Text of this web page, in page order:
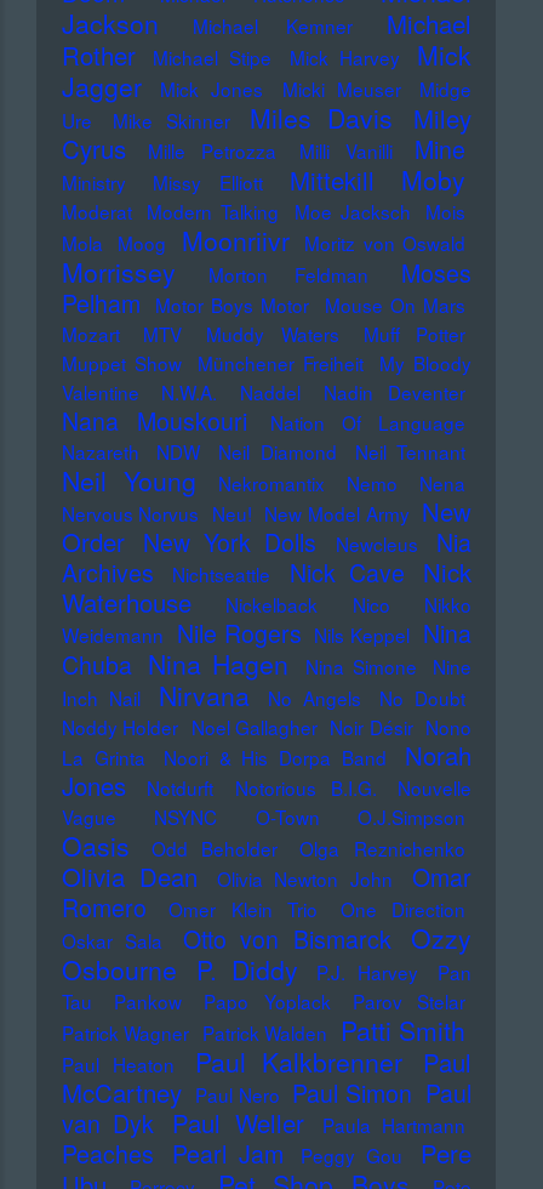
Jackson
Michael Kemner
Michael
Rother
Michael Stipe Mick Harvey
Mick
Jagger
Mick Jones Micki Meuser
Midge
Ure
Mike Skinner Miles Davis
Miley
Cyrus
Mille Petrozza Milli Vanilli Mine
Ministry Missy Elliott Mittekill Moby
Moderat Modern Talking Moe Jacksch
Mois
Mola
Moog Moonriivr Moritz von Oswald
Morrissey Morton Feldman
Moses
Pelham
Motor Boys Motor
Mouse On Mars
Mozart
MTV Muddy Waters
Muff Potter
Muppet Show
Münchener Freiheit
My Bloody
Valentine
N.W.A. Naddel Nadin Deventer
Nana Mouskouri
Nation Of Language
Nazareth
NDW Neil Diamond Neil Tennant
Neil Young Nekromantix Nemo
Nena
Nervous Norvus Neu! New Model Army New
Order New York Dolls Newcleus
Nia
Archives
Nichtseattle Nick Cave
Nick
Waterhouse
Nickelback Nico
Nikko
Weidemann Nile Rogers Nils Keppel Nina
Chuba Nina Hagen Nina Simone
Nine
Inch Nail
Nirvana No Angels
No Doubt
Noddy Holder Noel Gallagher Noir Désir Nono
La Grinta
Noori & His Dorpa Band
Norah
Jones
Notdurft Notorious B.I.G.
Nouvelle
Vague
NSYNC O-Town O.J.Simpson
Oasis Odd Beholder Olga Reznichenko
Olivia Dean Olivia Newton John
Omar
Romero
Omer Klein Trio
One Direction
Oskar Sala
Otto von Bismarck Ozzy
Osbourne
P. Diddy P.J. Harvey
Pan
Tau
Pankow Papo Yoplack
Parov Stelar
Patrick Wagner Patrick Walden Patti Smith
Paul Heaton Paul Kalkbrenner
Paul
McCartney Paul Nero Paul Simon Paul
van Dyk Paul Weller Paula Hartmann
Peaches Pearl Jam Peggy Gou
Pere